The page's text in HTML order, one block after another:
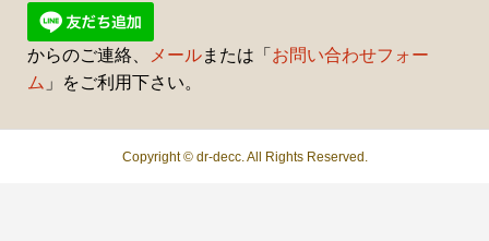
からのご連絡、 メールまたは「 お問い合わせフォー
ム 」をご利用下さい。
Copyright ©dr-decc. All Rights Reserved.